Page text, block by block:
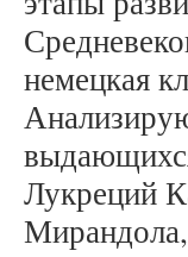
немецкая
Лукреций